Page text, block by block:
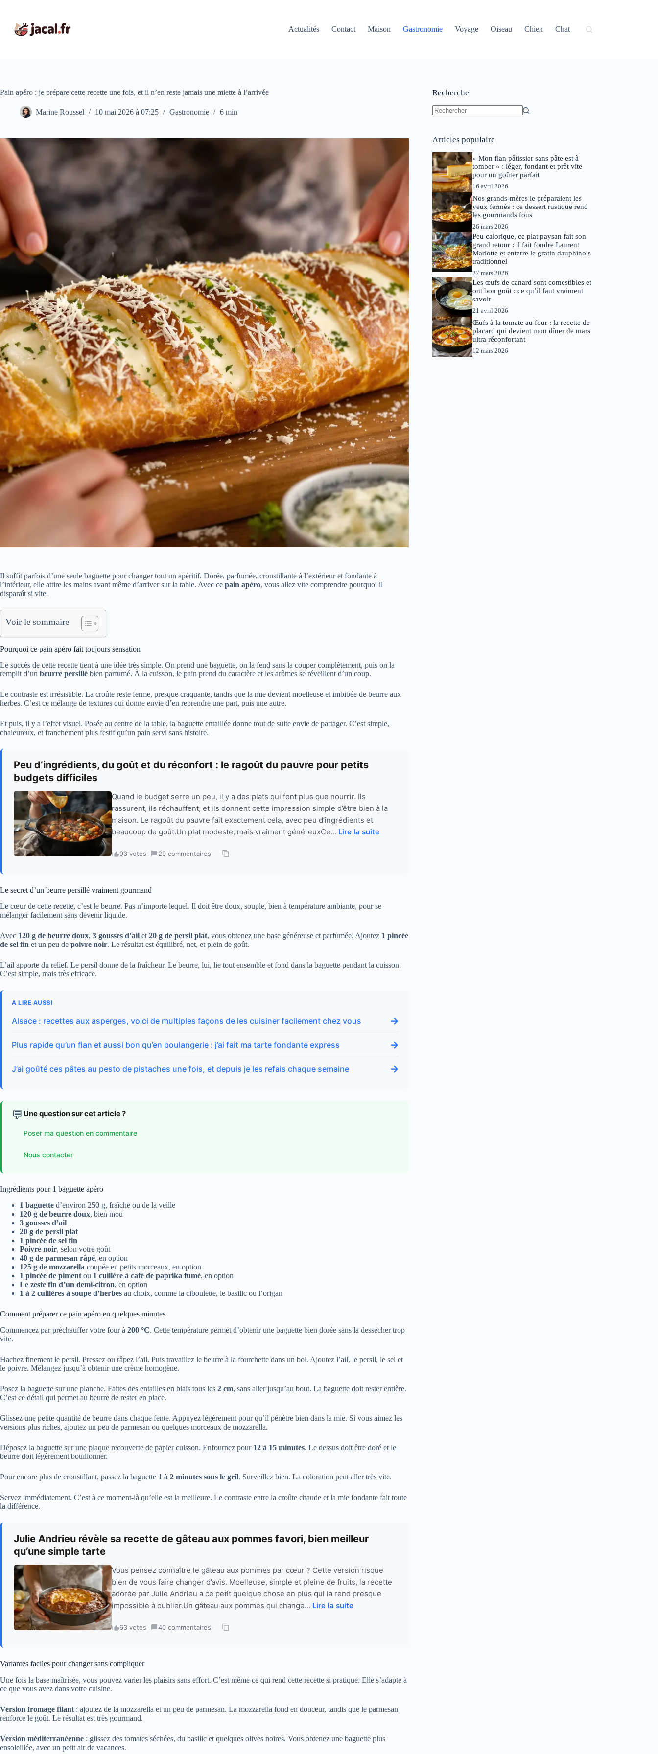
contenu
Actualités
Contact Maison Gastronomie Voyage Oiseau Chien Chat
Pain apéro : je prépare cette recette une fois, et il n’en reste jamais une miette à l’arrivée
Marine Roussel 10 mai 2026 à 07:25 Gastronomie 6 min
Il suffit parfois d’une seule baguette pour changer tout un apéritif. Dorée, parfumée, croustillante à l’extérieur et fondante à
l’intérieur, elle attire les mains avant même d’arriver sur la table. Avec ce pain apéro, vous allez vite comprendre pourquoi il
disparaît si vite.
Voir le sommaire
Pourquoi ce pain apéro fait toujours sensation
Le succès de cette recette tient à une idée très simple. On prend une baguette, on la fend sans la couper complètement, puis on la
remplit d’un beurre persillé bien parfumé. À la cuisson, le pain prend du caractère et les arômes se réveillent d’un coup.
Le contraste est irrésistible. La croûte reste ferme, presque craquante, tandis que la mie devient moelleuse et imbibée de beurre aux
herbes. C’est ce mélange de textures qui donne envie d’en reprendre une part, puis une autre.
Et puis, il y a l’effet visuel. Posée au centre de la table, la baguette entaillée donne tout de suite envie de partager. C’est simple,
chaleureux, et franchement plus festif qu’un pain servi sans histoire.
Peu d’ingrédients, du goût et du réconfort : le ragoût du pauvre pour petits
budgets difficiles
Quand le budget serre un peu, il y a des plats qui font plus que nourrir. Ils
rassurent, ils réchauffent, et ils donnent cette impression simple d’être bien à la
maison. Le ragoût du pauvre fait exactement cela, avec peu d’ingrédients et
beaucoup de goût.Un plat modeste, mais vraiment généreuxCe... Lire la suite
93 votes · 29 commentaires ·
Le secret d’un beurre persillé vraiment gourmand
Le cœur de cette recette, c’est le beurre. Pas n’importe lequel. Il doit être doux, souple, bien à température ambiante, pour se
mélanger facilement sans devenir liquide.
Avec 120 g de beurre doux, 3 gousses d’ail et 20 g de persil plat, vous obtenez une base généreuse et parfumée. Ajoutez 1 pincée
de sel fin et un peu de poivre noir. Le résultat est équilibré, net, et plein de goût.
L’ail apporte du relief. Le persil donne de la fraîcheur. Le beurre, lui, lie tout ensemble et fond dans la baguette pendant la cuisson.
C’est simple, mais très efficace.
A LIRE AUSSI
Alsace : recettes aux asperges, voici de multiples façons de les cuisiner facilement chez vous →
Plus rapide qu’un flan et aussi bon qu’en boulangerie : j’ai fait ma tarte fondante express →
J’ai goûté ces pâtes au pesto de pistaches une fois, et depuis je les refais chaque semaine →
💬 Une question sur cet article ?
Poser ma question en commentaire
Nous contacter
Ingrédients pour 1 baguette apéro
1 baguette d’environ 250 g, fraîche ou de la veille
120 g de beurre doux, bien mou
3 gousses d’ail
20 g de persil plat
1 pincée de sel fin
Poivre noir, selon votre goût
40 g de parmesan râpé, en option
125 g de mozzarella coupée en petits morceaux, en option
1 pincée de piment ou 1 cuillère à café de paprika fumé, en option
Le zeste fin d’un demi-citron, en option
1 à 2 cuillères à soupe d’herbes au choix, comme la ciboulette, le basilic ou l’origan
Comment préparer ce pain apéro en quelques minutes
Commencez par préchauffer votre four à 200 °C. Cette température permet d’obtenir une baguette bien dorée sans la dessécher trop
vite.
Hachez finement le persil. Pressez ou râpez l’ail. Puis travaillez le beurre à la fourchette dans un bol. Ajoutez l’ail, le persil, le sel et
le poivre. Mélangez jusqu’à obtenir une crème homogène.
Posez la baguette sur une planche. Faites des entailles en biais tous les 2 cm, sans aller jusqu’au bout. La baguette doit rester entière.
C’est ce détail qui permet au beurre de rester en place.
Glissez une petite quantité de beurre dans chaque fente. Appuyez légèrement pour qu’il pénètre bien dans la mie. Si vous aimez les
versions plus riches, ajoutez un peu de parmesan ou quelques morceaux de mozzarella.
Déposez la baguette sur une plaque recouverte de papier cuisson. Enfournez pour 12 à 15 minutes. Le dessus doit être doré et le
beurre doit légèrement bouillonner.
Pour encore plus de croustillant, passez la baguette 1 à 2 minutes sous le gril. Surveillez bien. La coloration peut aller très vite.
Servez immédiatement. C’est à ce moment-là qu’elle est la meilleure. Le contraste entre la croûte chaude et la mie fondante fait toute
la différence.
Julie Andrieu révèle sa recette de gâteau aux pommes favori, bien meilleur
qu’une simple tarte
Vous pensez connaître le gâteau aux pommes par cœur ? Cette version risque
bien de vous faire changer d’avis. Moelleuse, simple et pleine de fruits, la recette
adorée par Julie Andrieu a ce petit quelque chose en plus qui la rend presque
impossible à oublier.Un gâteau aux pommes qui change... Lire la suite
63 votes · 40 commentaires ·
Variantes faciles pour changer sans compliquer
Une fois la base maîtrisée, vous pouvez varier les plaisirs sans effort. C’est même ce qui rend cette recette si pratique. Elle s’adapte à
ce que vous avez dans votre cuisine.
Version fromage filant : ajoutez de la mozzarella et un peu de parmesan. La mozzarella fond en douceur, tandis que le parmesan
renforce le goût. Le résultat est très gourmand.
Version méditerranéenne : glissez des tomates séchées, du basilic et quelques olives noires. Vous obtenez une baguette plus
ensoleillée, avec un petit air de vacances.
Recherche
Articles populaire
« Mon flan pâtissier sans pâte est à
tomber » : léger, fondant et prêt vite
pour un goûter parfait
16 avril 2026
Nos grands-mères le préparaient les
yeux fermés : ce dessert rustique rend
les gourmands fous
26 mars 2026
Peu calorique, ce plat paysan fait son
grand retour : il fait fondre Laurent
Mariotte et enterre le gratin dauphinois
traditionnel
27 mars 2026
Les œufs de canard sont comestibles et
ont bon goût : ce qu’il faut vraiment
savoir
21 avril 2026
Œufs à la tomate au four : la recette de
placard qui devient mon dîner de mars
ultra réconfortant
12 mars 2026